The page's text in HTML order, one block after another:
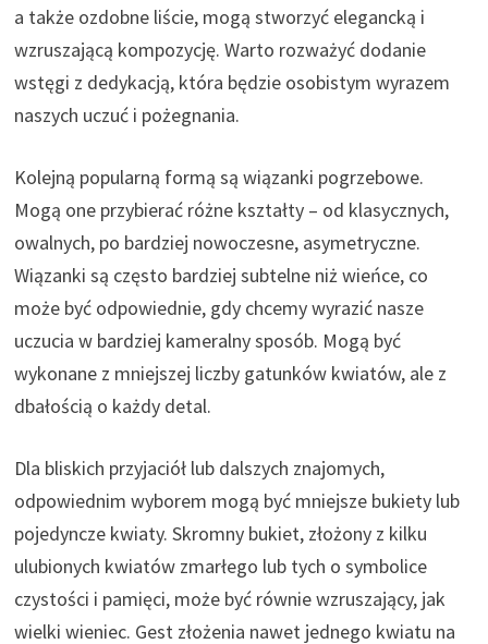
a także ozdobne liście, mogą stworzyć elegancką i
wzruszającą kompozycję. Warto rozważyć dodanie
wstęgi z dedykacją, która będzie osobistym wyrazem
naszych uczuć i pożegnania.
Kolejną popularną formą są wiązanki pogrzebowe.
Mogą one przybierać różne kształty – od klasycznych,
owalnych, po bardziej nowoczesne, asymetryczne.
Wiązanki są często bardziej subtelne niż wieńce, co
może być odpowiednie, gdy chcemy wyrazić nasze
uczucia w bardziej kameralny sposób. Mogą być
wykonane z mniejszej liczby gatunków kwiatów, ale z
dbałością o każdy detal.
Dla bliskich przyjaciół lub dalszych znajomych,
odpowiednim wyborem mogą być mniejsze bukiety lub
pojedyncze kwiaty. Skromny bukiet, złożony z kilku
ulubionych kwiatów zmarłego lub tych o symbolice
czystości i pamięci, może być równie wzruszający, jak
wielki wieniec. Gest złożenia nawet jednego kwiatu na